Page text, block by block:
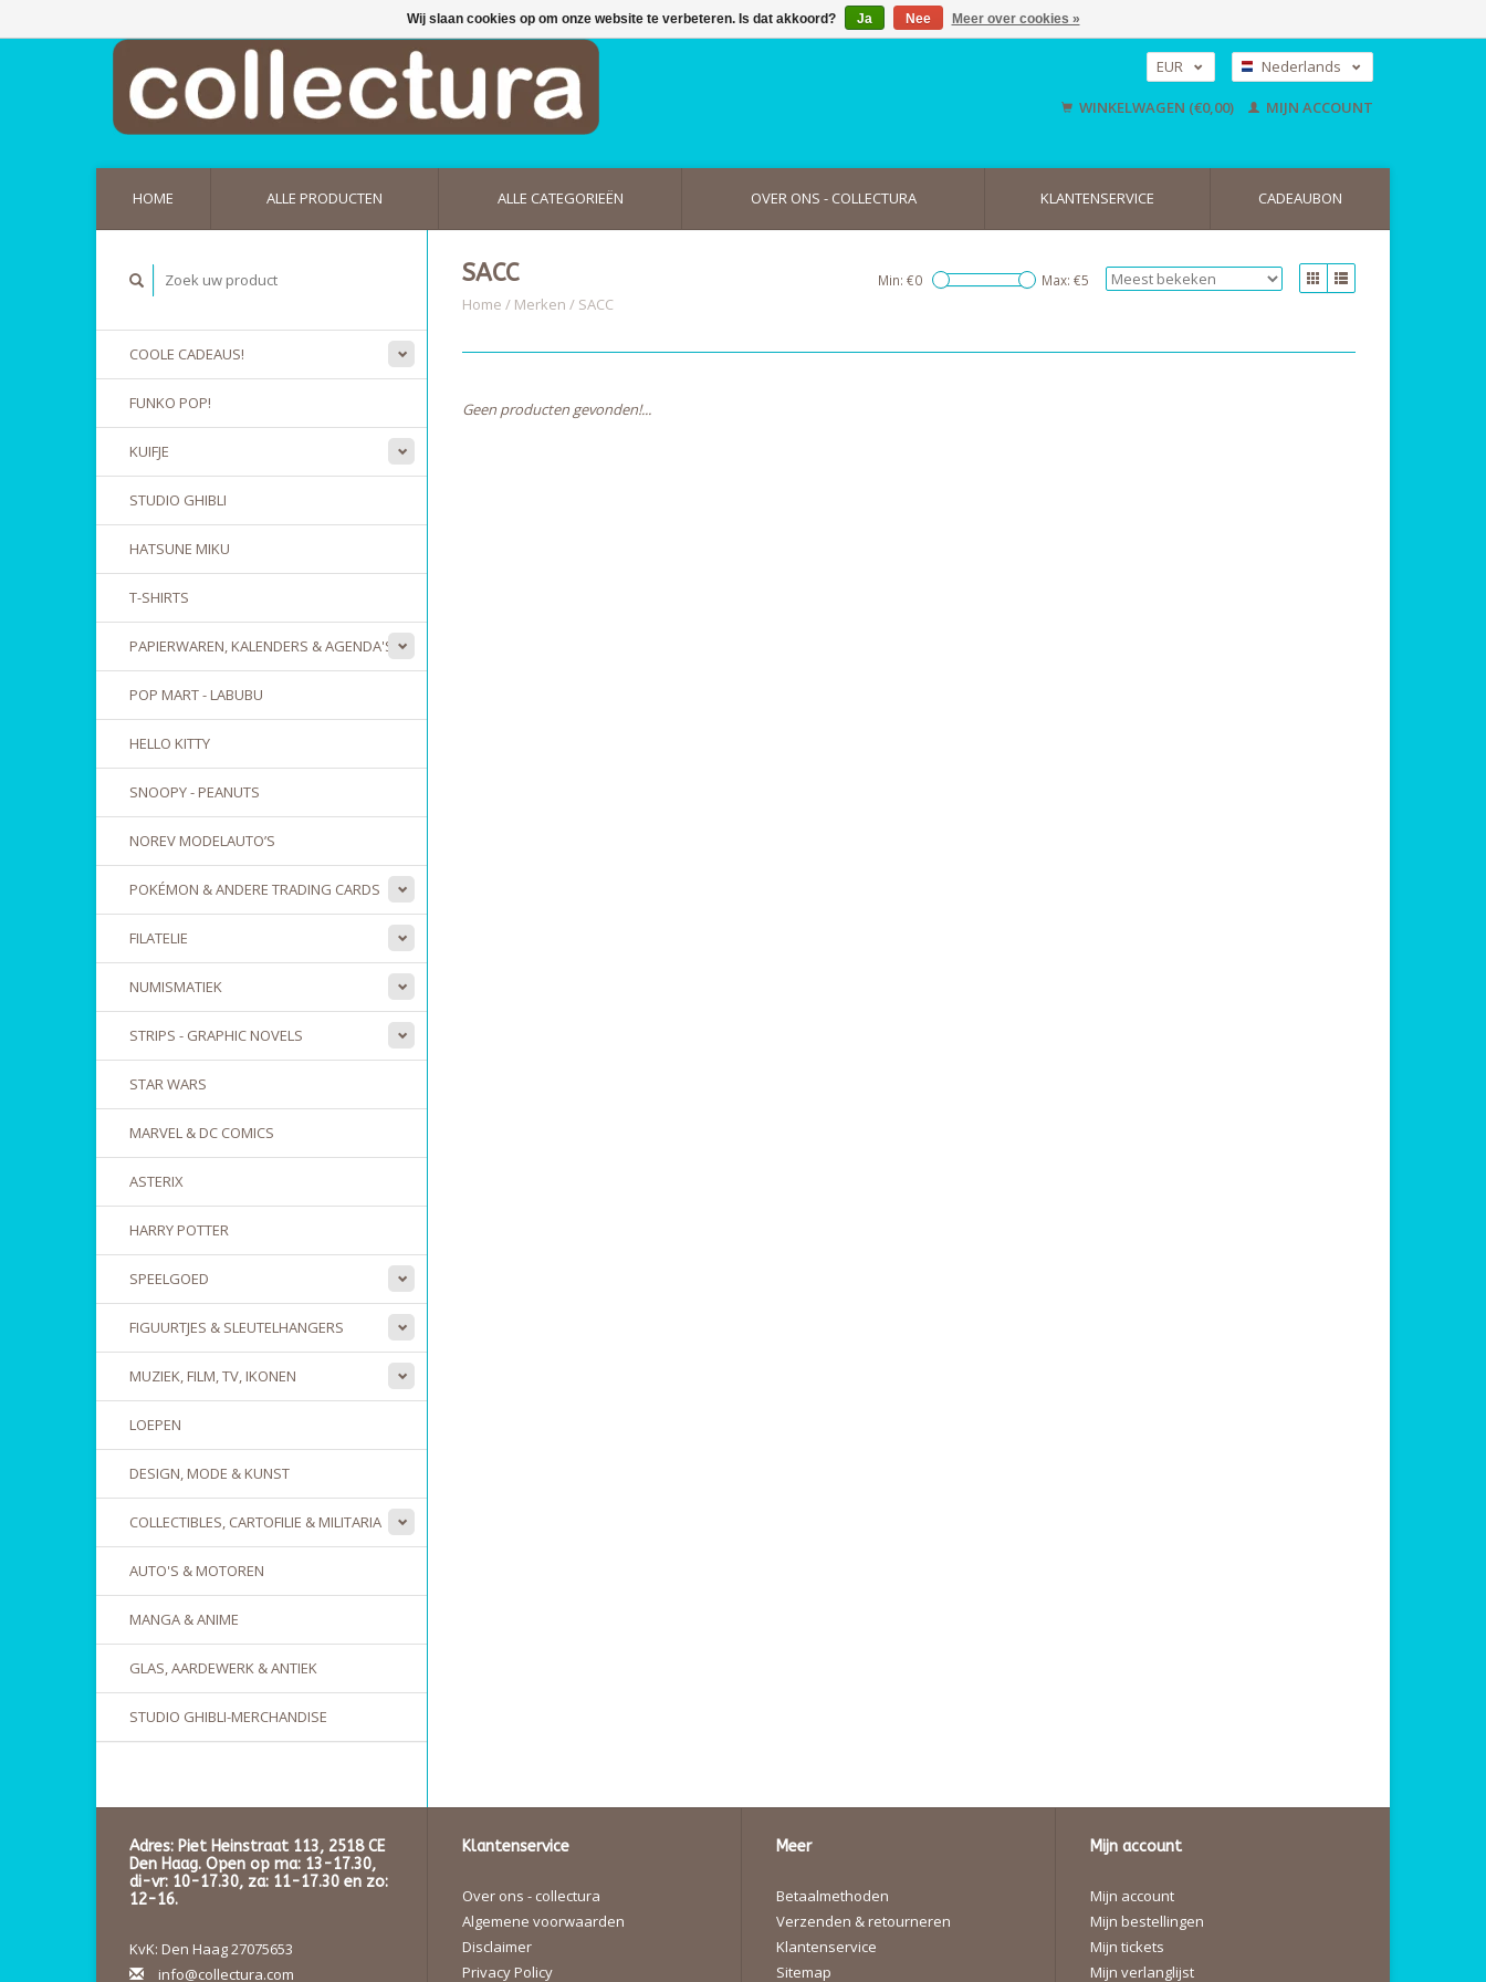
EUR
USD
Nederlands
English
WINKELWAGEN (€0,00) MIJN ACCOUNT
HOME ALLE PRODUCTEN ALLE CATEGORIEËN OVER ONS - COLLECTURA KLANTENSERVICE CADEAUBON
COOLE CADEAUS!
FUNKO POP!
KUIFJE
STUDIO GHIBLI
HATSUNE MIKU
T-SHIRTS
PAPIERWAREN, KALENDERS & AGENDA'S
POP MART - LABUBU
HELLO KITTY
SNOOPY - PEANUTS
NOREV MODELAUTO’S
POKÉMON & ANDERE TRADING CARDS
FILATELIE
NUMISMATIEK
STRIPS - GRAPHIC NOVELS
STAR WARS
MARVEL & DC COMICS
ASTERIX
HARRY POTTER
SPEELGOED
FIGUURTJES & SLEUTELHANGERS
MUZIEK, FILM, TV, IKONEN
LOEPEN
DESIGN, MODE & KUNST
COLLECTIBLES, CARTOFILIE & MILITARIA
AUTO'S & MOTOREN
MANGA & ANIME
GLAS, AARDEWERK & ANTIEK
STUDIO GHIBLI-MERCHANDISE
SACC
Home / Merken / SACC
Min: €0 Max: €5
Geen producten gevonden!...
Adres: Piet Heinstraat 113, 2518 CE
Den Haag. Open op ma: 13-17.30,
di-vr: 10-17.30, za: 11-17.30 en zo:
12-16.
KvK: Den Haag 27075653
info@collectura.com
Klantenservice
Over ons - collectura
Algemene voorwaarden
Disclaimer
Privacy Policy
Meer
Betaalmethoden
Verzenden & retourneren
Klantenservice
Sitemap
Mijn account
Mijn account
Mijn bestellingen
Mijn tickets
Mijn verlanglijst
Wij slaan cookies op om onze website te verbeteren. Is dat akkoord? Ja Nee Meer over cookies »